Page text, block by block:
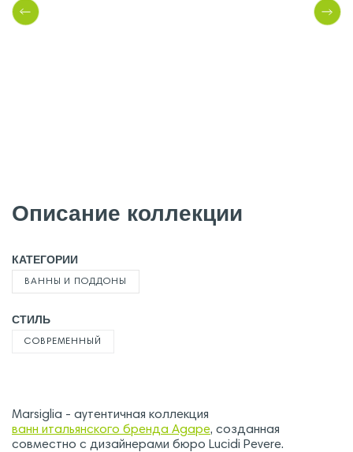
Описание коллекции
КАТЕГОРИИ
ВАННЫ И ПОДДОНЫ
СТИЛЬ
СОВРЕМЕННЫЙ
Marsiglia - аутентичная коллекция
ванн итальянского бренда Agape, созданная
совместно с дизайнерами бюро Lucidi Pevere.